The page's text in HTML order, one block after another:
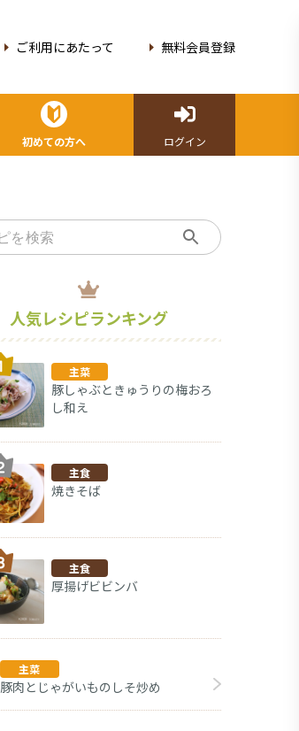
ご利用にあたって 無料会員登録
初めての方へ ログイン
人気レシピランキング
主菜
豚しゃぶときゅうりの梅おろ
し和え
主食
焼きそば
主食
厚揚げビビンバ
主菜
豚肉とじゃがいものしそ炒め